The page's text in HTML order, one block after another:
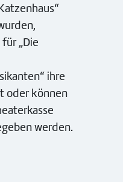
„Die
ihre
oder können
werden.